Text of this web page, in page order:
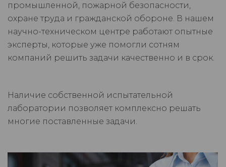
промышленной, пожарной безопасности,
охране труда и гражданской обороне. В нашем
научно-техническом центре работают опытные
эксперты, которые уже помогли сотням
компаний решить задачи качественно и в срок.
Наличие собственной испытательной
лаборатории позволяет комплексно решать
многие поставленные задачи.